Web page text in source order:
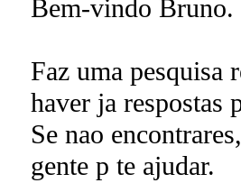
Bem-vindo Bruno.
Faz uma pesquisa
haver ja respostas
Se nao
gente p te ajudar.